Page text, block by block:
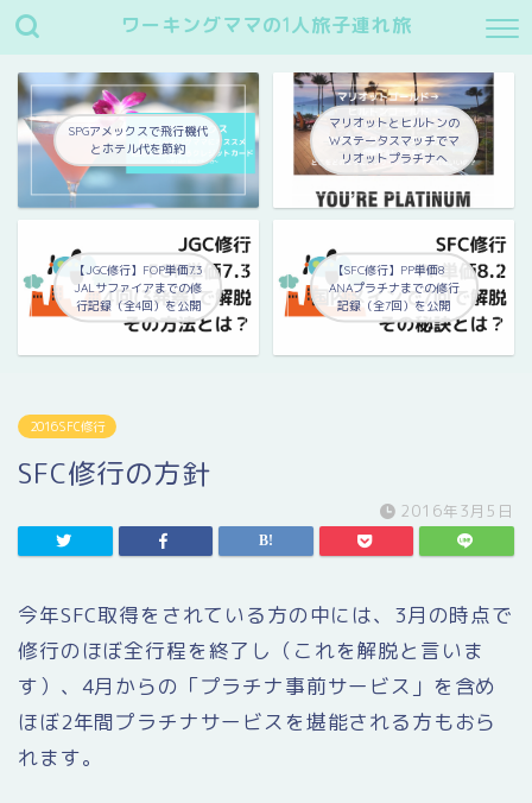
ワーキングママの1人旅子連れ旅
SPGアメックスで飛行機代
とホテル代を節約
マリオットとヒルトンの
Wステータスマッチでマ
リオットプラチナへ
【JGC修行】FOP単価7.3
JALサファイアまでの修
行記録（全4回）を公開
【SFC修行】PP単価8
ANAプラチナまでの修行
記録（全7回）を公開
2016SFC修行
SFC修行の方針
2016年3月5日
今年SFC取得をされている方の中には、3月の時点で
修行のほぼ全行程を終了し（これを解脱と言いま
す）、4月からの「プラチナ事前サービス」を含め
ほぼ2年間プラチナサービスを堪能される方もおら
れます。